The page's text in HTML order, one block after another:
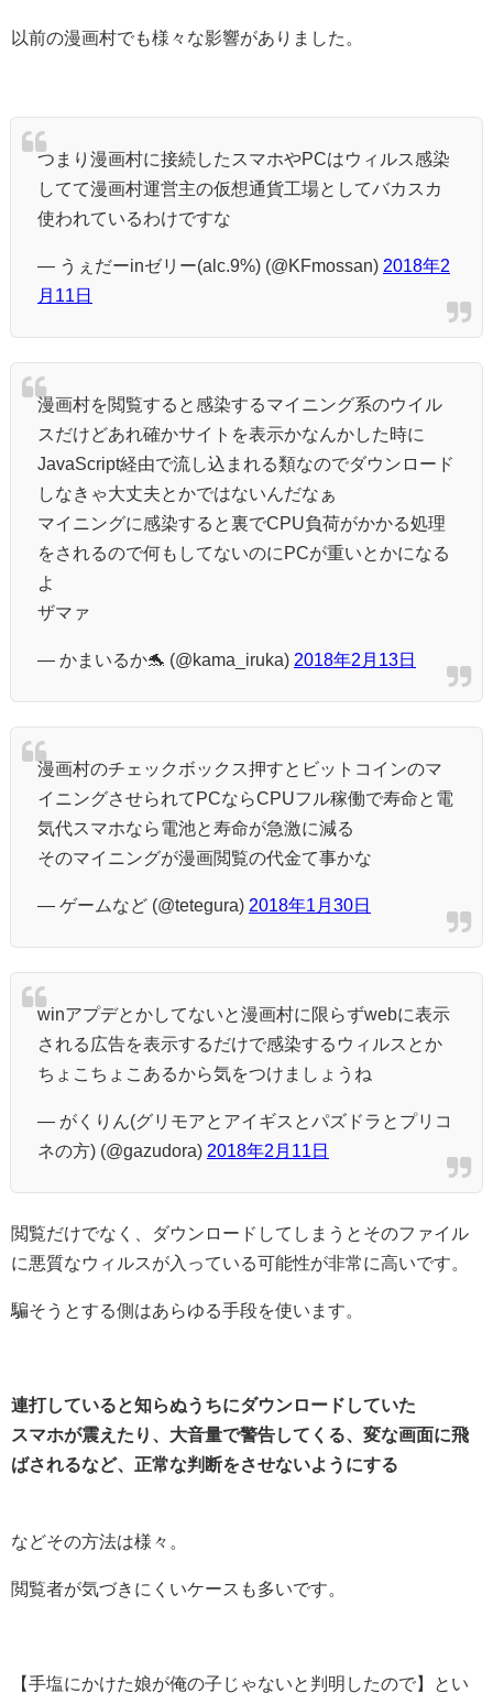
以前の漫画村でも様々な影響がありました。
つまり漫画村に接続したスマホやPCはウィルス感染
してて漫画村運営主の仮想通貨工場としてバカスカ
使われているわけですな
— うぇだーinゼリー(alc.9%) (@KFmossan) 2018年2
月11日
漫画村を閲覧すると感染するマイニング系のウイル
スだけどあれ確かサイトを表示かなんかした時に
JavaScript経由で流し込まれる類なのでダウンロード
しなきゃ大丈夫とかではないんだなぁ
マイニングに感染すると裏でCPU負荷がかかる処理
をされるので何もしてないのにPCが重いとかになる
よ
ザマァ
— かまいるか🐬 (@kama_iruka) 2018年2月13日
漫画村のチェックボックス押すとビットコインのマ
イニングさせられてPCならCPUフル稼働で寿命と電
気代スマホなら電池と寿命が急激に減る
そのマイニングが漫画閲覧の代金て事かな
— ゲームなど (@tetegura) 2018年1月30日
winアプデとかしてないと漫画村に限らずwebに表示
される広告を表示するだけで感染するウィルスとか
ちょこちょこあるから気をつけましょうね
— がくりん(グリモアとアイギスとパズドラとプリコ
ネの方) (@gazudora) 2018年2月11日
閲覧だけでなく、ダウンロードしてしまうとそのファイル
に悪質なウィルスが入っている可能性が非常に高いです。
騙そうとする側はあらゆる手段を使います。
連打していると知らぬうちにダウンロードしていた
スマホが震えたり、大音量で警告してくる、変な画面に飛
ばされるなど、正常な判断をさせないようにする
などその方法は様々。
閲覧者が気づきにくいケースも多いです。
【手塩にかけた娘が俺の子じゃないと判明したので】とい